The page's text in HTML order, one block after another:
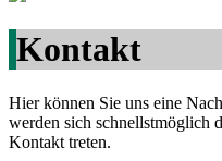
Kontakt
Hier können Sie uns eine
werden sich schnellstmöglich
Kontakt treten.